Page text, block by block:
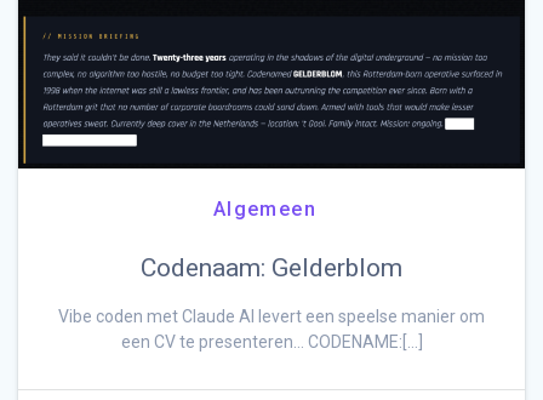
Algemeen
Codenaam: Gelderblom
Vibe coden met Claude AI levert een speelse manier om
een CV te presenteren… CODENAME:[…]